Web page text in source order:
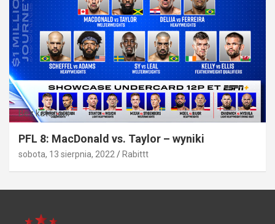
Bez kategorii
PFL 8: MacDonald vs. Taylor – wyniki
sobota, 13 sierpnia, 2022 Rabittt